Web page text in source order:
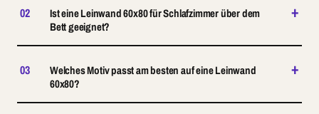
02
Ist eine Leinwand 60x80 für Schlafzimmer über dem
Bett geeignet?
+
03
Welches Motiv passt am besten auf eine Leinwand
60x80?
+